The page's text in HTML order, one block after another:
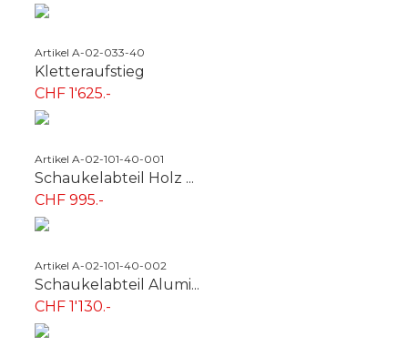
Artikel A-02-033-40
Kletteraufstieg
CHF 1'625.-
Artikel A-02-101-40-001
Schaukelabteil Holz ...
CHF 995.-
Artikel A-02-101-40-002
Schaukelabteil Alumi...
CHF 1'130.-